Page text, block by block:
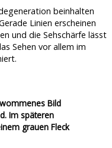
erhöhen
gefunden
- Zufallsdiagnose
beinhalten
Linien erscheinen
und die Sehschärfe lässt
Sehen vor allem im
Bild
Im späteren
grauen Fleck